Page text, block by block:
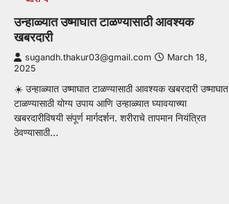
उन्हाळ्यात उष्माघात टाळण्यासाठी आवश्यक
खबरदारी
sugandh.thakur03@gmail.com
March 18,
2025
☀️ उन्हाळ्यात उष्माघात टाळण्यासाठी आवश्यक खबरदारी उष्माघात
टाळण्यासाठी योग्य उपाय आणि उन्हाळ्यात घ्यावयाच्या
खबरदारीविषयी संपूर्ण मार्गदर्शन. शरीराचे तापमान नियंत्रित
ठेवण्यासाठी…